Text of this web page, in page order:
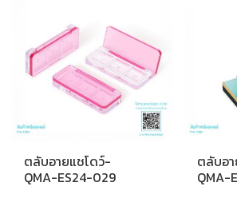
ตลับอายแชโดว์-
QMA-ES24-029
ตลับอ
QMA-